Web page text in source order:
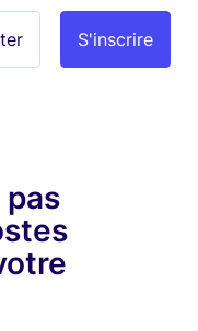
S'inscrire
pas